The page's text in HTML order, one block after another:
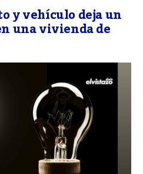
y vehículo deja un
una vivienda de